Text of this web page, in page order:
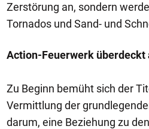
Zerstörung an, sondern
Tornados und Sand- und
Action-Feuerwerk überdeckt
Zu Beginn bemüht sich der
Vermittlung der
darum, eine Beziehung zu